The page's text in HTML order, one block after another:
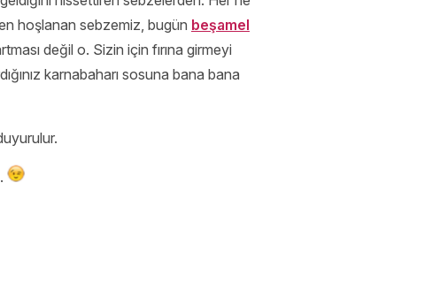
hoşlanan sebzemiz, bugün beşamel
değil o. Sizin için fırına girmeyi
karnabaharı sosuna bana bana